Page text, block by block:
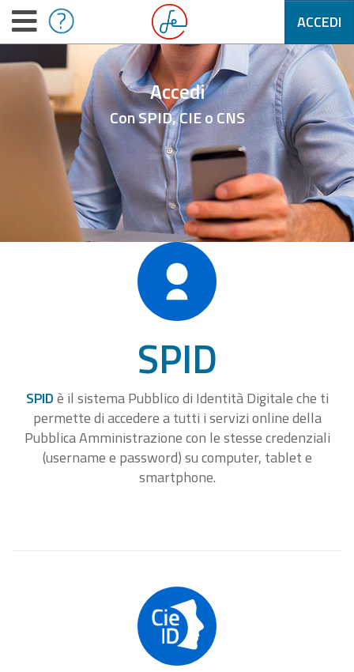
ACCEDI
Accedi
Con SPID, CIE o CNS
SPID
SPIDè il sistema Pubblico di Identità Digitale che ti
permette di accedere a tutti i servizi online della
Pubblica Amministrazione con le stesse credenziali
(username e password) su computer, tablet e
smartphone.